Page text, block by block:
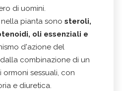
di uomini.
pianta sono steroli,
oli essenziali e
d'azione del
combinazione di un
sessuali, con
e diuretica.